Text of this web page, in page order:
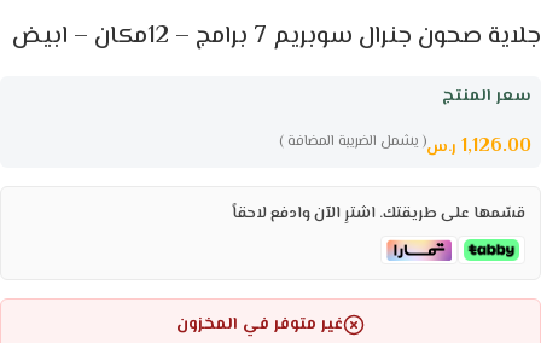
جلاية صحون جنرال سوبريم 7 برامج – 12مكان – ابيض
سعر المنتج
( يشمل الضريبة المضافة ) 1,126.00 ر.س
قسّمها على طريقتك. اشترِ الآن وادفع لاحقاً
غير متوفر في المخزون